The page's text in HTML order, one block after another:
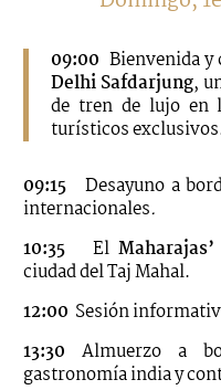
09:00 Bienvenida
Delhi Safdarjung,
de tren de lujo en
turísticos
09:15Desayuno a
internacionales.
10:35 El
ciudad del Taj Mahal.
12:00 Sesión
13:30 Almuerzo a
gastronomía india y